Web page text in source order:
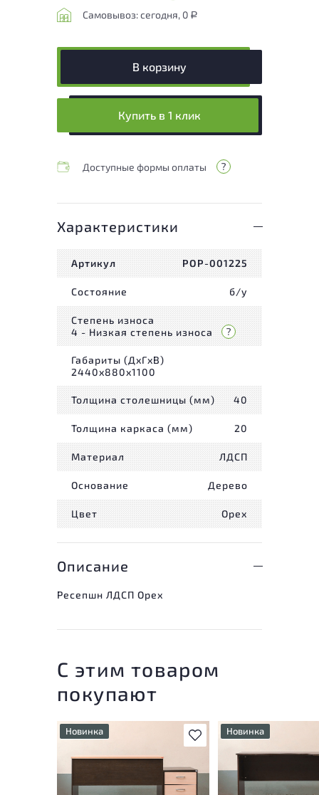
Самовывоз: сегодня, 0 Р
В корзину
Купить в 1 клик
Доступные формы оплаты
Характеристики
Артикул РОР-001225
Состояние б/у
Степень износа
4 - Низкая степень износа
Габариты (ДxГxВ)
2440x880x1100
Толщина столешницы (мм) 40
Толщина каркаса (мм) 20
Материал ЛДСП
Основание Дерево
Цвет Орех
Описание
Ресепшн ЛДСП Орех
С этим товаром
покупают
В избранное
Новинка
незначительные следы
эксплуатации, не влияющие
Новинка
У товара
незначительные
эксплуатации, не
на удобство его
использования